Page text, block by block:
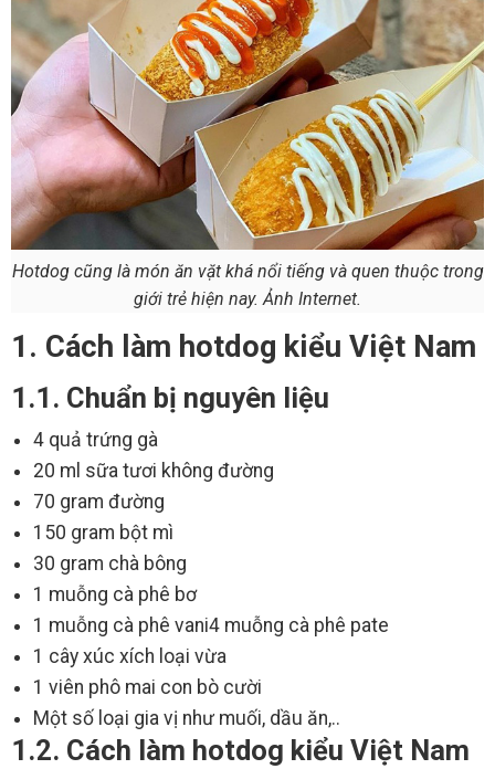
Hotdog cũng là món ăn vặt khá nổi tiếng và quen thuộc trong
giới trẻ hiện nay. Ảnh Internet.
1. Cách làm hotdog kiểu Việt Nam
1.1. Chuẩn bị nguyên liệu
4 quả trứng gà
20 ml sữa tươi không đường
70 gram đường
150 gram bột mì
30 gram chà bông
1 muỗng cà phê bơ
1 muỗng cà phê vani4 muỗng cà phê pate
1 cây xúc xích loại vừa
1 viên phô mai con bò cười
Một số loại gia vị như muối, dầu ăn,..
1.2. Cách làm hotdog kiểu Việt Nam